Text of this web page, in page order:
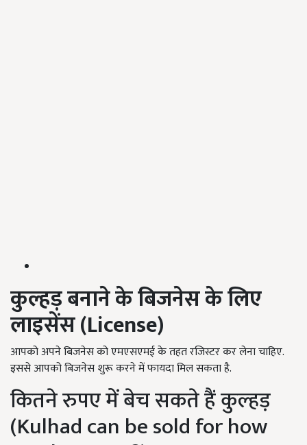
कुल्हड़ बनाने के बिजनेस के लिए
लाइसेंस (License)
आपको अपने बिजनेस को एमएसएमई के तहत रजिस्टर कर लेना चाहिए.
इससे आपको बिजनेस शुरू करने में फायदा मिल सकता है.
कितने रुपए में बेच सकते हैं कुल्हड़
(Kulhad can be sold for how